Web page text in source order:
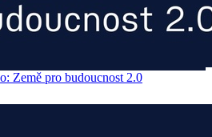
Země pro budoucnost 2.0